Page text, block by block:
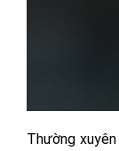
Thường